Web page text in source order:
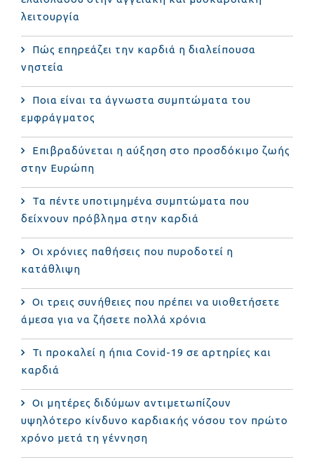
λειτουργία
Πώς επηρεάζει την καρδιά η διαλείπουσα
νηστεία
Ποια είναι τα άγνωστα συμπτώματα του
εμφράγματος
Επιβραδύνεται η αύξηση στο προσδόκιμο ζωής
στην Ευρώπη
Τα πέντε υποτιμημένα συμπτώματα που
δείχνουν πρόβλημα στην καρδιά
Οι χρόνιες παθήσεις που πυροδοτεί η
κατάθλιψη
Οι τρεις συνήθειες που πρέπει να υιοθετήσετε
άμεσα για να ζήσετε πολλά χρόνια
Τι προκαλεί η ήπια Covid-19 σε αρτηρίες και
καρδιά
Οι μητέρες διδύμων αντιμετωπίζουν
υψηλότερο κίνδυνο καρδιακής νόσου τον πρώτο
χρόνο μετά τη γέννηση